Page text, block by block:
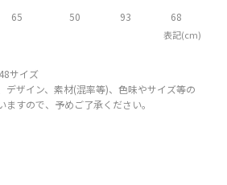
65 50 93 68
表記(cm)
サイズ
ザイン、素材(混率等)、色味やサイズ等の
すので、予めご了承ください。